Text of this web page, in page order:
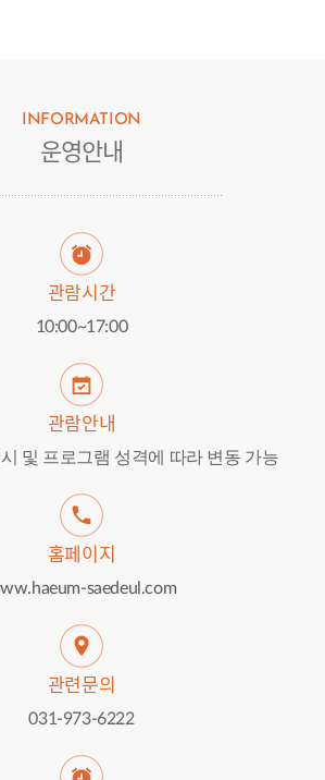
INFORMATION
운영안내
관람시간
10:00~17:00
관람안내
및 프로그램 성격에 따라 변동 가능
홈페이지
saedeul.com
관련문의
031-973-6222